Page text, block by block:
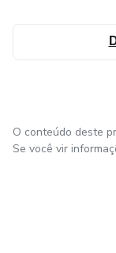
O conteúdo deste
Se você vir